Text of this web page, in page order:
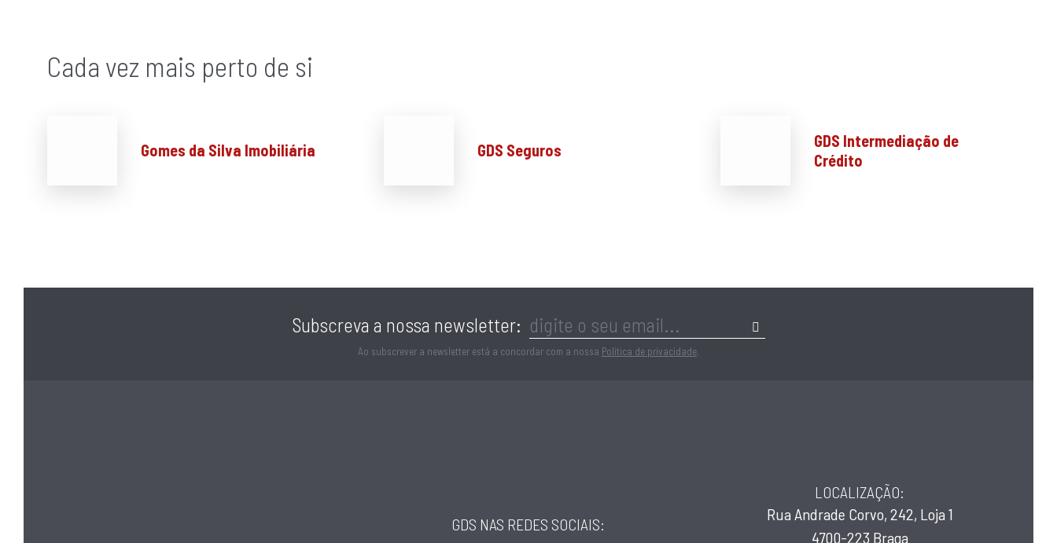
Cada vez mais perto de si
Gomes da Silva Imobiliária GDS Seguros
GDS Intermediação de
Crédito
Subscreva a nossa newsletter:
Ao subscrever a newsletter está a concordar com a nossa Política de privacidade.
GDS NAS REDES SOCIAIS:
LOCALIZAÇÃO:
Rua Andrade Corvo, 242, Loja 1
4700-223 Braga